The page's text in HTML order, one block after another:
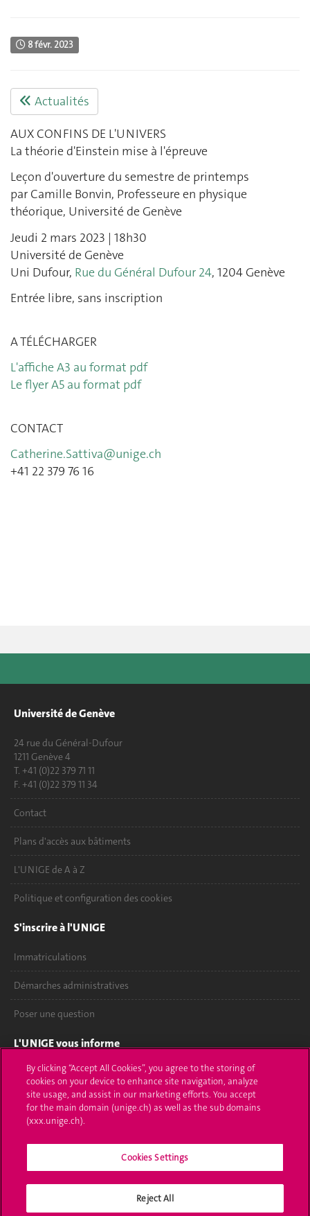
8 févr. 2023
Actualités
AUX CONFINS DE L'UNIVERS
La théorie d'Einstein mise à l'épreuve
Leçon d'ouverture du semestre de printemps
par Camille Bonvin, Professeure en physique
théorique, Université de Genève
Jeudi 2 mars 2023 | 18h30
Université de Genève
Uni Dufour, Rue du Général Dufour 24, 1204 Genève
Entrée libre, sans inscription
A TÉLÉCHARGER
L'affiche A3 au format pdf
Le flyer A5 au format pdf
CONTACT
Catherine.Sattiva@unige.ch
+41 22 379 76 16
Université de Genève
24 rue du Général-Dufour
1211 Genève 4
T. +41 (0)22 379 71 11
F. +41 (0)22 379 11 34
Contact
Plans d'accès aux bâtiments
L'UNIGE de A à Z
Politique et configuration des cookies
S'inscrire à l'UNIGE
Immatriculations
Démarches administratives
Poser une question
L'UNIGE vous informe
UNIGE Mobile
Médias
Offres d'emploi
Calendrier académique
By clicking “Accept All Cookies”, you agree to the storing of
cookies on your device to enhance site navigation, analyze
site usage, and assist in our marketing efforts. You accept
for the main domain (unige.ch) as well as the sub domains
(xxx.unige.ch).
Cookies Settings
Reject All